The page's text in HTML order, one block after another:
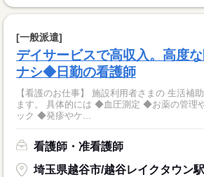
[一般派遣]
デイサービスで高収入。高度
ナシ◆日勤の看護師
【看護のお仕事】 施設利用者さまの 生活補
ます。 具体的には ◆血圧測定 ◆お薬の管理や準備 ◆バイタルチェ
ック ◆発疹やケ...
看護師・准看護師
埼玉県越谷市/越谷レイクタウン駅